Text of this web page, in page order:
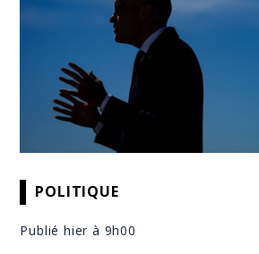
POLITIQUE
Publié hier à 9h00